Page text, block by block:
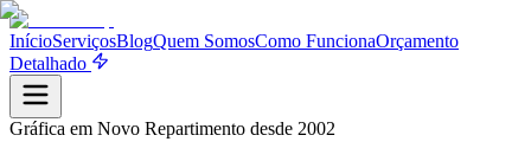
InícioServiçosBlogQuem SomosComo FuncionaOrçamento
Detalhado
Gráfica em Novo Repartimento desde 2002